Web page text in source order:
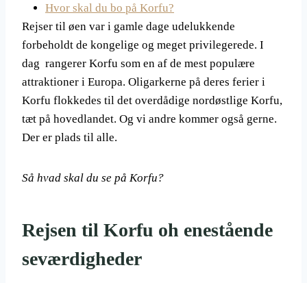
Hvor skal du bo på Korfu?
Rejser til øen var i gamle dage udelukkende
forbeholdt de kongelige og meget privilegerede. I
dag rangerer Korfu som en af ​​de mest populære
attraktioner i Europa. Oligarkerne på deres ferier i
Korfu flokkedes til det overdådige nordøstlige Korfu,
tæt på hovedlandet. Og vi andre kommer også gerne.
Der er plads til alle.
Så hvad skal du se på Korfu?
Rejsen til Korfu oh enestående
seværdigheder